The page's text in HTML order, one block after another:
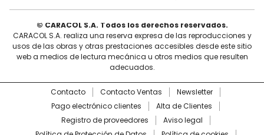
© CARACOL S.A. Todos los derechos reservados.
CARACOL S.A. realiza una reserva expresa de las reproducciones y
usos de las obras y otras prestaciones accesibles desde este sitio
web a medios de lectura mecánica u otros medios que resulten
adecuados.
Contacto Contacto Ventas
Newsletter
Pago electrónico clientes
Alta de Clientes
Registro de proveedores
Aviso legal